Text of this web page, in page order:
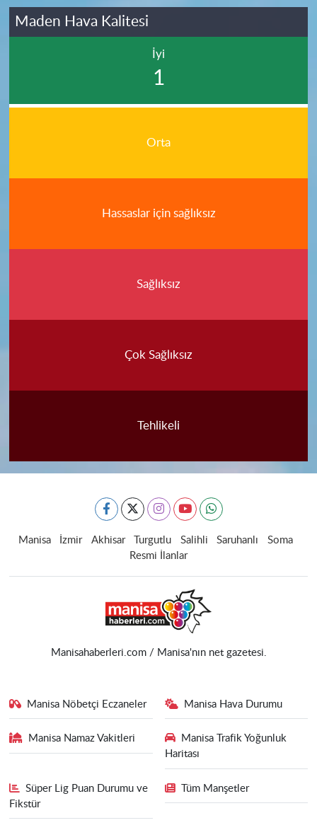
Maden Hava Kalitesi
İyi
1
Orta
Hassaslar için sağlıksız
Sağlıksız
Çok Sağlıksız
Tehlikeli
Manisa İzmir Akhisar Turgutlu Salihli Saruhanlı
Soma
Resmi İlanlar
Manisahaberleri.com / Manisa'nın net gazetesi.
Manisa Nöbetçi Eczaneler Manisa Hava Durumu
Manisa Namaz Vakitleri
Manisa Trafik Yoğunluk
Haritası
Süper Lig Puan Durumu ve
Fikstür
Tüm Manşetler